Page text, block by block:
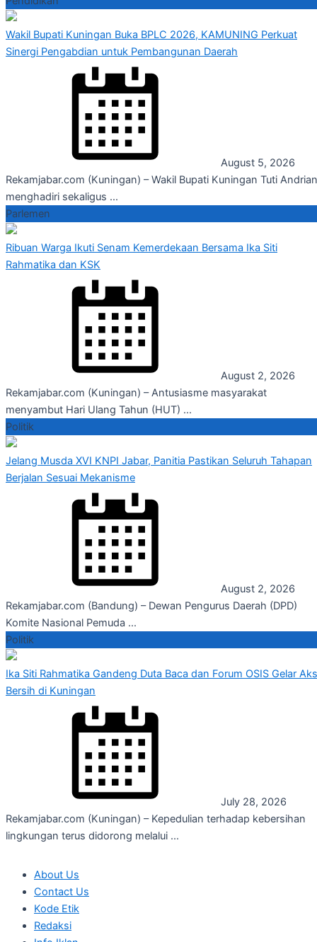
Wakil Bupati Kuningan Buka BPLC 2026, KAMUNING Perkuat
Sinergi Pengabdian untuk Pembangunan Daerah
August 5, 2026
Rekamjabar.com (Kuningan) – Wakil Bupati Kuningan Tuti
menghadiri sekaligus ...
Parlemen
Ribuan Warga Ikuti Senam Kemerdekaan Bersama Ika Siti
Rahmatika dan KSK
August 2, 2026
Rekamjabar.com (Kuningan) – Antusiasme masyarakat
menyambut Hari Ulang Tahun (HUT) ...
Politik
Jelang Musda XVI KNPI Jabar, Panitia Pastikan Seluruh Tahapan
Berjalan Sesuai Mekanisme
August 2, 2026
Rekamjabar.com (Bandung) – Dewan Pengurus Daerah (DPD)
Komite Nasional Pemuda ...
Politik
Ika Siti Rahmatika Gandeng Duta Baca dan Forum OSIS Gelar
Bersih di Kuningan
July 28, 2026
Rekamjabar.com (Kuningan) – Kepedulian terhadap kebersihan
lingkungan terus didorong melalui ...
About Us
Contact Us
Kode Etik
Redaksi